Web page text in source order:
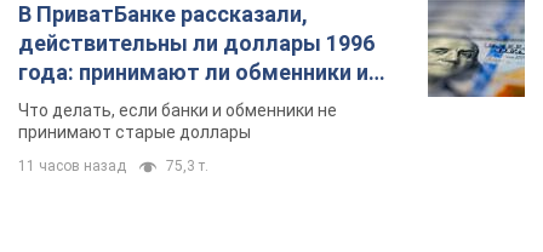
В ПриватБанке рассказали,
действительны ли доллары 1996
года: принимают ли обменники и
банки такие купюры
Что делать, если банки и обменники не
принимают старые доллары
11 часов назад 75,3 т.